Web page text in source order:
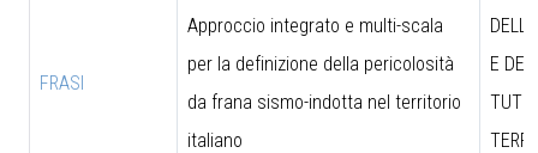
FRASI
Approccio integrato e multi-scala
per la definizione della pericolosità
da frana sismo-indotta nel territorio
italiano
E